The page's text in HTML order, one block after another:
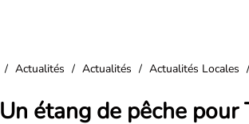
Actualités Actualités Actualités Locales
Un étang de pêche pour